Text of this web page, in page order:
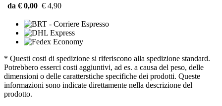
da € 0,00 € 4,90
* Questi costi di spedizione si riferiscono alla spedizione standard.
Potrebbero esserci costi aggiuntivi, ad es. a causa del peso, delle
dimensioni o delle caratterstiche specifiche dei prodotti. Queste
informazioni sono indicate direttamente nella descrizione del
prodotto.